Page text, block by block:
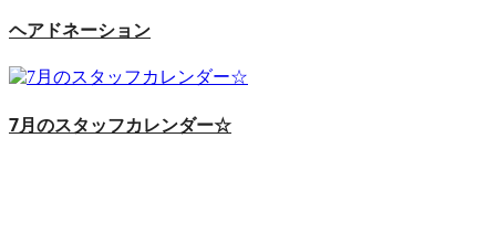
ヘアドネーション
7月のスタッフカレンダー☆